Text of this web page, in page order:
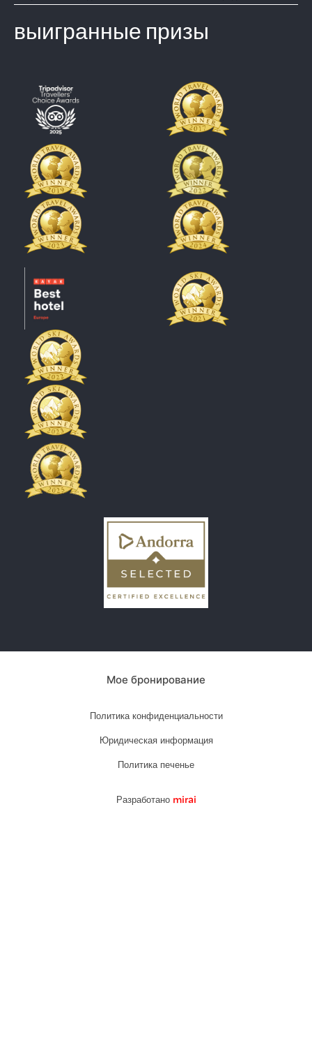
выигранные призы
Мое бронирование
Политика конфиденциальности
Юридическая информация
Политика печенье
Разработано mirai